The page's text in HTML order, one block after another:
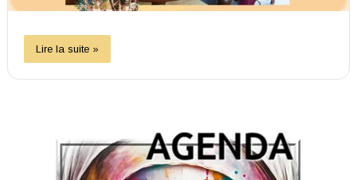
Lire la suite »